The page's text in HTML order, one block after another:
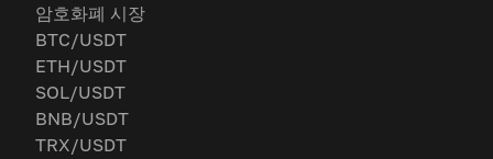
암호화폐 시장
BTC/USDT
ETH/USDT
SOL/USDT
BNB/USDT
TRX/USDT